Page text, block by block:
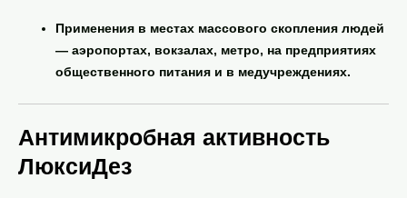
Применения в местах массового скопления людей
—аэропортах, вокзалах, метро, на предприятиях
общественного питания и в медучреждениях.
Антимикробная активность
ЛюксиДез